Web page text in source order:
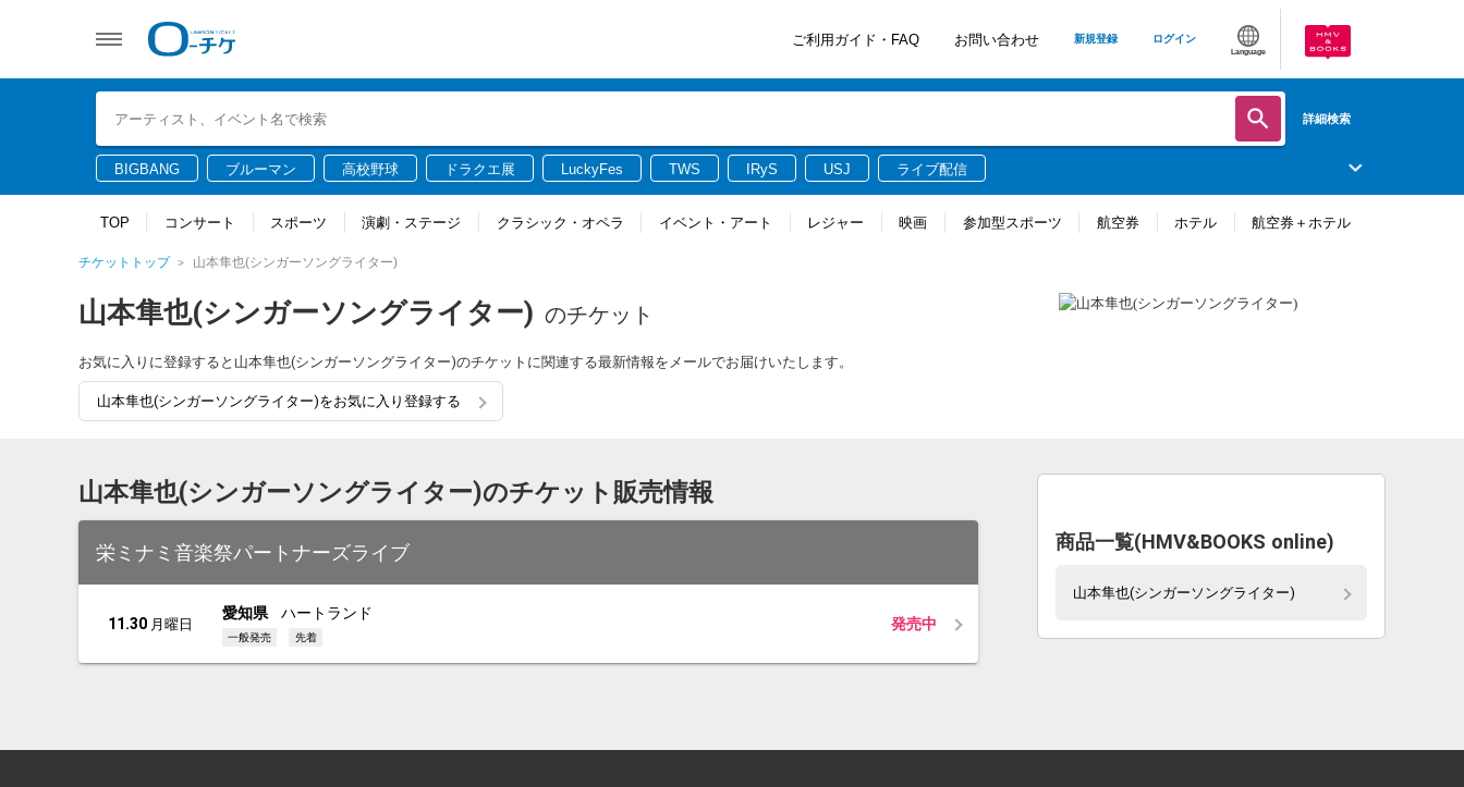
ご利用ガイド・FAQ お問い合わせ 新規登録 ログイン
Language
詳細検索
BIGBANG ブルーマン 高校野球 ドラクエ展 LuckyFes TWS IRyS USJ ライブ配信
TOP コンサート スポーツ 演劇・ステージ クラシック・オペラ イベント・アート レジャー 映画 参加型スポーツ 航空券 ホテル 航空券＋ホテル
チケットトップ 山本隼也(シンガーソングライター)
山本隼也(シンガーソングライター) のチケット
お気に入りに登録すると山本隼也(シンガーソングライター)のチケットに関連する最新情報をメールでお届けいたします。
山本隼也(シンガーソングライター)をお気に入り登録する
山本隼也(シンガーソングライター)のチケット販売情報
栄ミナミ音楽祭パートナーズライブ
11.30 月曜日
愛知県 ハートランド
一般発売 先着
発売中
商品一覧(HMV&BOOKS online)
山本隼也(シンガーソングライター)